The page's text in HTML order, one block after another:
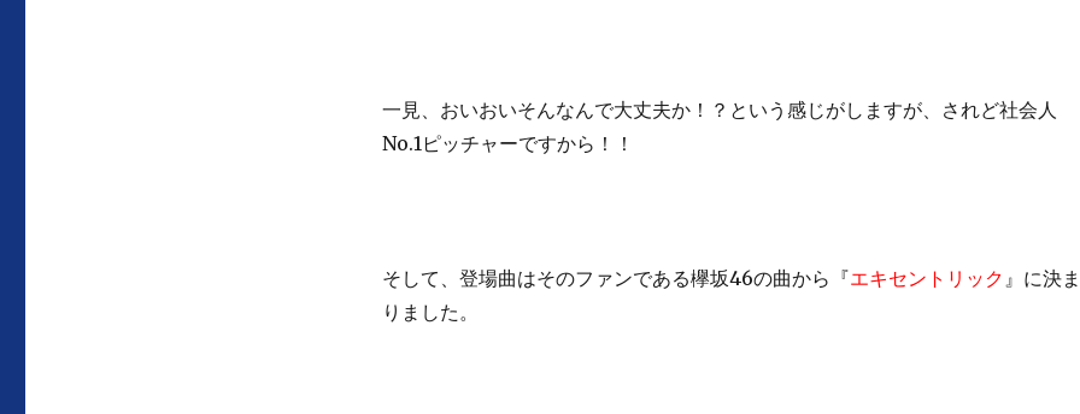
一見、おいおいそんなんで大丈夫か！？という感じがしますが、されど社会人
No.1ピッチャーですから！！
そして、登場曲はそのファンである欅坂46の曲から『エキセントリック 』に決ま
りました。